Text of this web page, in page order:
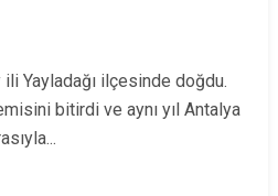
ili Yayladağı ilçesinde doğdu.
bitirdi ve aynı yıl Antalya